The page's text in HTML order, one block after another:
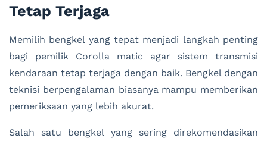
Tetap Terjaga
Memilih bengkel yang tepat menjadi langkah penting
bagi pemilik Corolla matic agar sistem transmisi
kendaraan tetap terjaga dengan baik. Bengkel dengan
teknisi berpengalaman biasanya mampu memberikan
pemeriksaan yang lebih akurat.
Salah satu bengkel yang sering direkomendasikan